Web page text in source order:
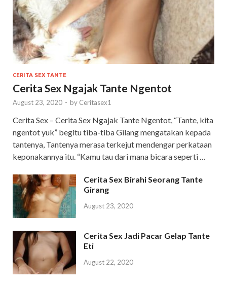
CERITA SEX TANTE
Cerita Sex Ngajak Tante Ngentot
August 23, 2020 - by Ceritasex1
Cerita Sex – Cerita Sex Ngajak Tante Ngentot, “Tante, kita
ngentot yuk” begitu tiba-tiba Gilang mengatakan kepada
tantenya, Tantenya merasa terkejut mendengar perkataan
keponakannya itu. “Kamu tau dari mana bicara seperti …
Cerita Sex Birahi Seorang Tante
Girang
August 23, 2020
Cerita Sex Jadi Pacar Gelap Tante
Eti
August 22, 2020